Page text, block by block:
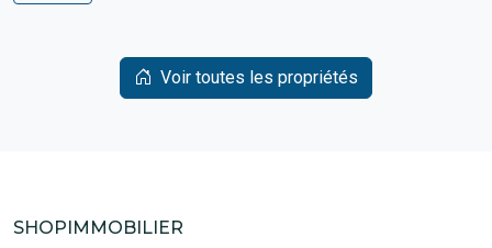
Voir toutes les propriétés
SHOPIMMOBILIER